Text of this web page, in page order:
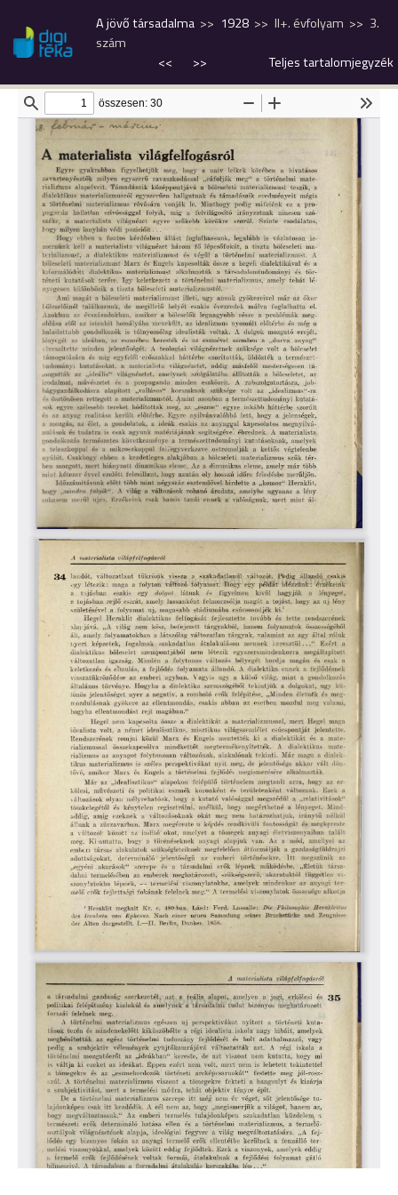
A jövő társadalma 1928 II+. évfolyam
3.
szám
<<
>> Teljes tartalomjegyzék